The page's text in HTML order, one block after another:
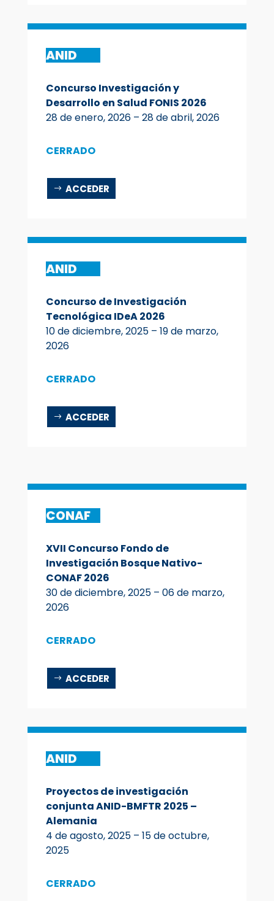
ANID
Concurso Investigación y
Desarrollo en Salud FONIS 2026
28 de enero, 2026 – 28 de abril, 2026
CERRADO
ACCEDER
ANID
Concurso de Investigación
Tecnológica IDeA 2026
10 de diciembre, 2025 – 19 de marzo,
2026
CERRADO
ACCEDER
CONAF
XVII Concurso Fondo de
Investigación Bosque Nativo-
CONAF 2026
30 de diciembre, 2025 – 06 de marzo,
2026
CERRADO
ACCEDER
ANID
Proyectos de investigación
conjunta ANID-BMFTR 2025 –
Alemania
4 de agosto, 2025 – 15 de octubre,
2025
CERRADO